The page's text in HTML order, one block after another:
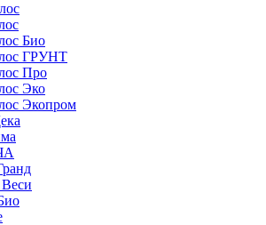
Био
ГРУНТ
Про
Эко
Экопром